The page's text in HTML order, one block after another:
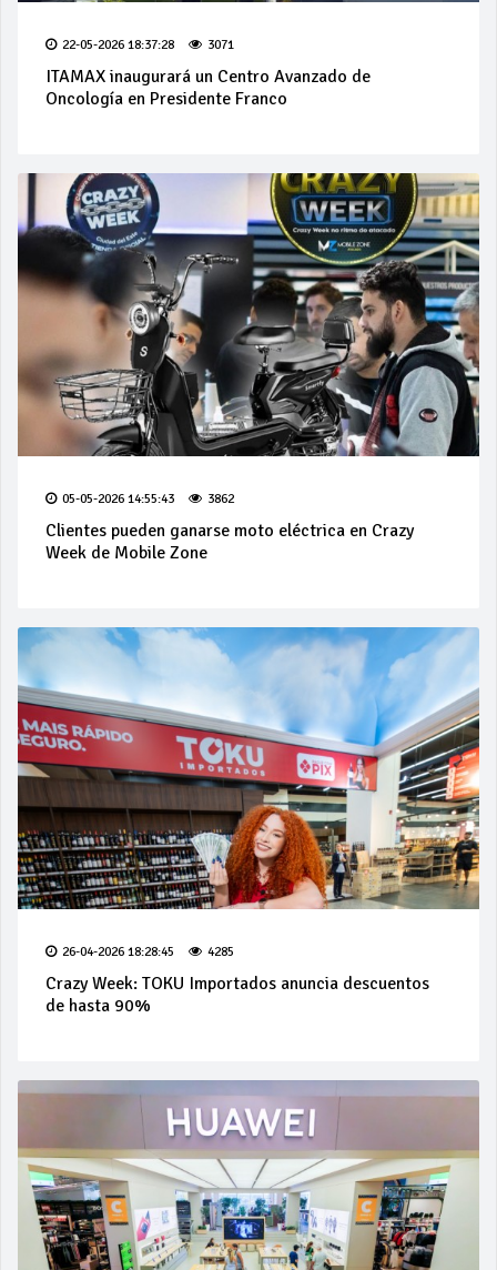
22-05-2026 18:37:28 3071
ITAMAX inaugurará un Centro Avanzado de
Oncología en Presidente Franco
05-05-2026 14:55:43 3862
Clientes pueden ganarse moto eléctrica en Crazy
Week de Mobile Zone
26-04-2026 18:28:45 4285
Crazy Week: TOKU Importados anuncia descuentos
de hasta 90%